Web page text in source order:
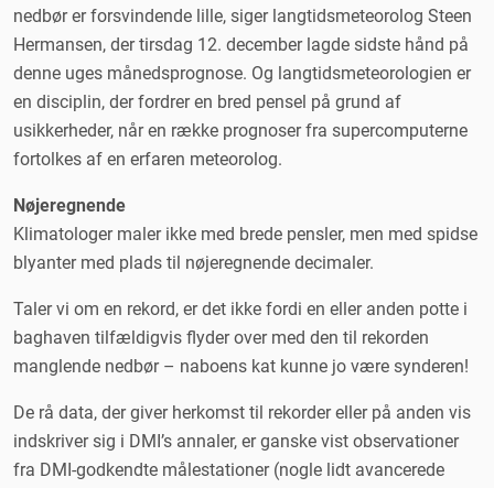
nedbør er forsvindende lille, siger langtidsmeteorolog Steen
Hermansen, der tirsdag 12. december lagde sidste hånd på
denne uges månedsprognose. Og langtidsmeteorologien er
en disciplin, der fordrer en bred pensel på grund af
usikkerheder, når en række prognoser fra supercomputerne
fortolkes af en erfaren meteorolog.
Nøjeregnende
Klimatologer maler ikke med brede pensler, men med spidse
blyanter med plads til nøjeregnende decimaler.
Taler vi om en rekord, er det ikke fordi en eller anden potte i
baghaven tilfældigvis flyder over med den til rekorden
manglende nedbør – naboens kat kunne jo være synderen!
De rå data, der giver herkomst til rekorder eller på anden vis
indskriver sig i DMI’s annaler, er ganske vist observationer
fra DMI-godkendte målestationer (nogle lidt avancerede